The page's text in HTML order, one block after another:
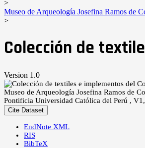
>
Museo de Arqueología Josefina Ramos de
>
Colección de
Version 1.0
Museo de Arqueología Josefina Ramos de
Pontificia Universidad Católica del Perú ,
Cite Dataset
EndNote XML
RIS
BibTeX